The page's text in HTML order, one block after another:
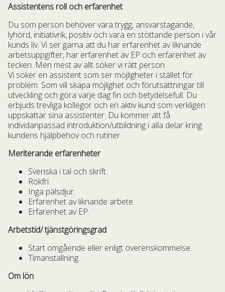
Assistentens roll och erfarenhet
Du som person behöver vara trygg, ansvarstagande,
lyhörd, initiativrik, positiv och vara en stöttande person i vår
kunds liv. Vi ser gärna att du har erfarenhet av liknande
arbetsuppgifter, har erfarenhet av EP och erfarenhet av
tecken. Men mest av allt söker vi rätt person.
Vi söker en assistent som ser möjligheter i stället för
problem. Som vill skapa möjlighet och förutsättningar till
utveckling och göra varje dag fin och betydelsefull. Du
erbjuds trevliga kollegor och en aktiv kund som verkligen
uppskattar sina assistenter. Du kommer att få
individanpassad introduktion/utbildning i alla delar kring
kundens hjälpbehov och rutiner.
Meriterande erfarenheter
Svenska i tal och skrift.
Rökfri.
Inga pälsdjur.
Erfarenhet av liknande arbete.
Erfarenhet av EP.
Arbetstid/ tjänstgöringsgrad
Start omgående eller enligt överenskommelse.
Timanställning.
Om lön